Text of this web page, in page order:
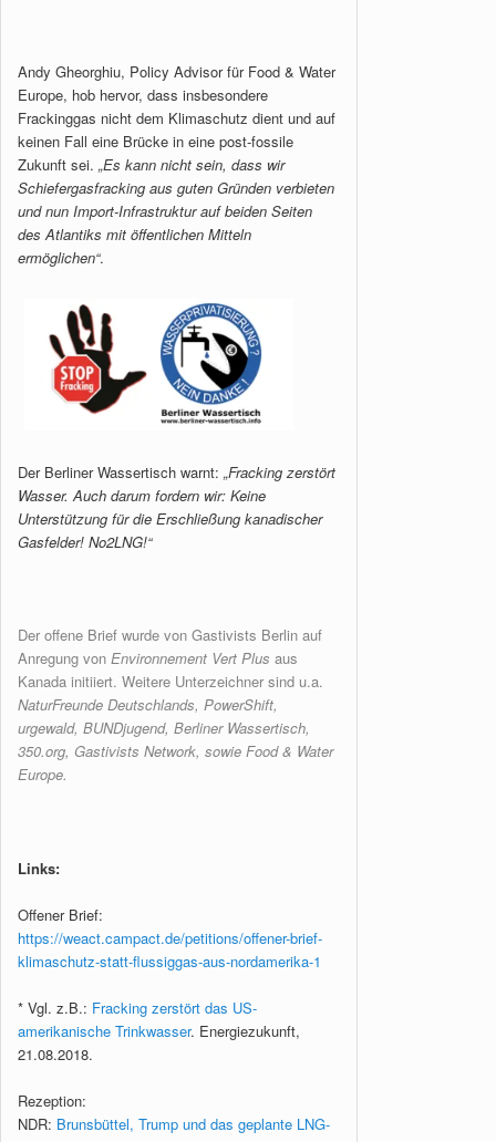
Andy Gheorghiu, Policy Advisor für Food & Water
Europe, hob hervor, dass insbesondere
Frackinggas nicht dem Klimaschutz dient und auf
keinen Fall eine Brücke in eine post-fossile
Zukunft sei. „Es kann nicht sein, dass wir
Schiefergasfracking aus guten Gründen verbieten
und nun Import-Infrastruktur auf beiden Seiten
des Atlantiks mit öffentlichen Mitteln
ermöglichen“.
Der Berliner Wassertisch warnt: „Fracking zerstört
Wasser. Auch darum fordern wir: Keine
Unterstützung für die Erschließung kanadischer
Gasfelder! No2LNG!“
Der offene Brief wurde von Gastivists Berlin auf
Anregung von Environnement Vert Plus aus
Kanada initiiert. Weitere Unterzeichner sind u.a.
NaturFreunde Deutschlands, PowerShift,
urgewald, BUNDjugend, Berliner Wassertisch,
350.org, Gastivists Network, sowie Food & Water
Europe.
Links:
Offener Brief:
https://weact.campact.de/petitions/offener-brief-
klimaschutz-statt-flussiggas-aus-nordamerika-1
* Vgl. z.B.: Fracking zerstört das US-
amerikanische Trinkwasser. Energiezukunft,
21.08.2018.
Rezeption:
NDR: Brunsbüttel, Trump und das geplante LNG-